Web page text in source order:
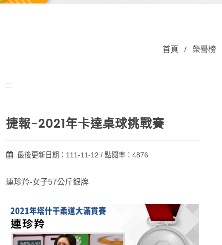
首頁 / 榮譽榜
:::
捷報-2021年卡達桌球挑戰賽
最後更新日期：111-11-12 / 點閱率：4876
連珍羚-女子57公斤銀牌